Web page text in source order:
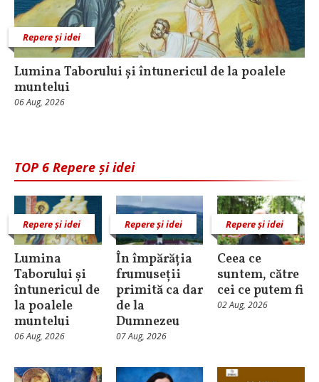
Repere și idei
Lumina Taborului și întunericul de la poalele
muntelui
06 Aug, 2026
TOP 6 Repere și idei
Repere și idei
Lumina
Taborului și
întunericul de
la poalele
muntelui
06 Aug, 2026
Repere și idei
În împărăția
frumuseții
primită ca dar
de la
Dumnezeu
07 Aug, 2026
Repere și idei
Ceea ce
suntem, către
cei ce putem fi
02 Aug, 2026